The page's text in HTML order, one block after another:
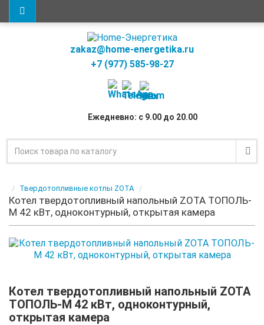
zakaz@home-energetika.ru
+7 (977) 585-98-27
Ежедневно: с 9.00 до 20.00
Твердотопливные котлы ZOTA
Котел твердотопливный напольный ZOTA ТОПОЛЬ-
М 42 кВт, одноконтурный, открытая камера
Котел твердотопливный напольный ZOTA
ТОПОЛЬ-М 42 кВт, одноконтурный,
открытая камера